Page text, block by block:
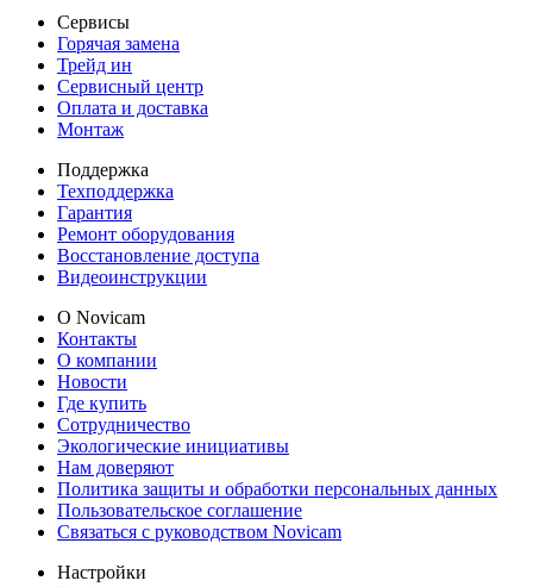
Сервисы
Горячая замена
Трейд ин
Сервисный центр
Оплата и доставка
Монтаж
Поддержка
Техподдержка
Гарантия
Ремонт оборудования
Восстановление доступа
Видеоинструкции
О Novicam
Контакты
О компании
Новости
Где купить
Сотрудничество
Экологические инициативы
Нам доверяют
Политика защиты и обработки персональных данных
Пользовательское соглашение
Связаться с руководством Novicam
Настройки